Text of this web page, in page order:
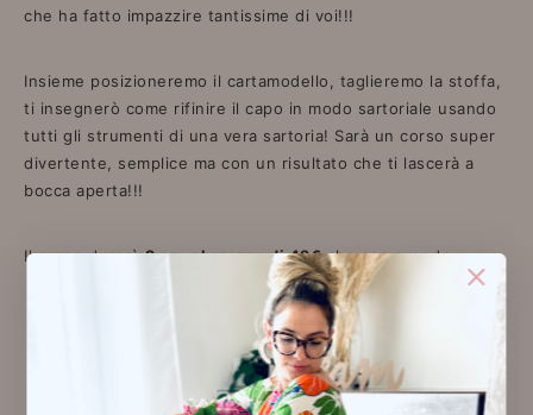
che ha fatto impazzire tantissime di voi!!!
Insieme posizioneremo il cartamodello, taglieremo la stoffa,
ti insegnerò come rifinire il capo in modo sartoriale usando
tutti gli strumenti di una vera sartoria! Sarà un corso super
divertente, semplice ma con un risultato che ti lascerà a
bocca aperta!!!
Il corso durerà2 ore al prezzo di 42€che comprende:
spiegazione e realizzazione del capo
utilizzo strumentazione sartoriale ( macchina da cucire e
Brochure finale con spiegazione e formulari per il